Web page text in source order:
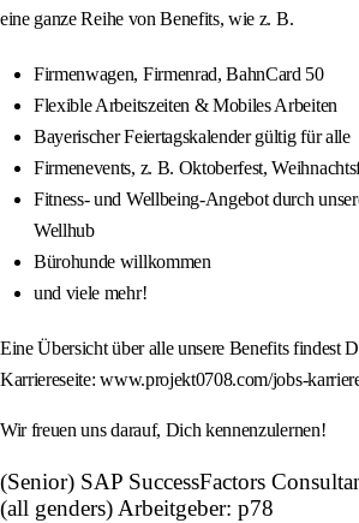
eine ganze Reihe von Benefits, wie z. B.
Firmenwagen, Firmenrad, BahnCard 50
Flexible Arbeitszeiten & Mobiles Arbeiten
Bayerischer Feiertagskalender gültig für alle
Firmenevents, z. B. Oktoberfest,
Fitness- und Wellbeing-Angebot durch
Wellhub
Bürohunde willkommen
und viele mehr!
Eine Übersicht über alle unsere Benefits findest
Karriereseite: www.projekt0708.com/jobs-
Wir freuen uns darauf, Dich kennenzulernen!
(Senior) SAP SuccessFactors
(all genders) Arbeitgeber: p78